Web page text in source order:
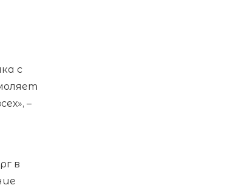
с
–
в